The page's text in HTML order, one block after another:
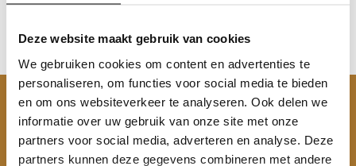
Deze website maakt gebruik van cookies
We gebruiken cookies om content en advertenties te
personaliseren, om functies voor social media te bieden
en om ons websiteverkeer te analyseren. Ook delen we
informatie over uw gebruik van onze site met onze
partners voor social media, adverteren en analyse. Deze
partners kunnen deze gegevens combineren met andere
Geen producten gevonden!...
Klantenservice
Mijn account